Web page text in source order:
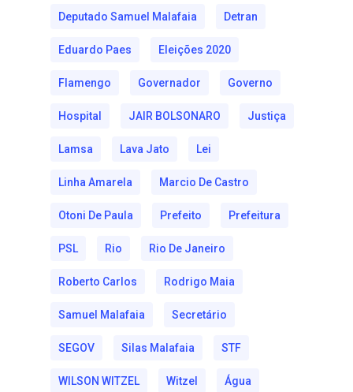
Deputado Samuel Malafaia Detran
Eduardo Paes Eleições 2020
Flamengo Governador Governo
Hospital JAIR BOLSONARO Justiça
Lamsa Lava Jato Lei
Linha Amarela Marcio De Castro
Otoni De Paula Prefeito Prefeitura
PSL Rio Rio De Janeiro
Roberto Carlos Rodrigo Maia
Samuel Malafaia Secretário
SEGOV Silas Malafaia STF
WILSON WITZEL Witzel Água